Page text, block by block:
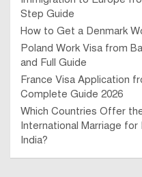
Step Guide
How to Get a Denmark
Poland Work Visa from
and Full Guide
France Visa Application
Complete Guide 2026
Which Countries Offer
International Marriage
India?